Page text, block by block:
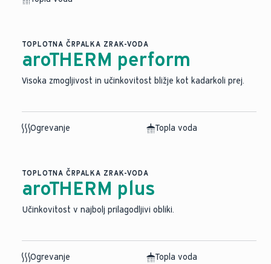
TOPLOTNA ČRPALKA ZRAK-VODA
aroTHERM perform
Visoka zmogljivost in učinkovitost bližje kot kadarkoli prej.
Ogrevanje Topla voda
TOPLOTNA ČRPALKA ZRAK-VODA
aroTHERM plus
Učinkovitost v najbolj prilagodljivi obliki.
Ogrevanje
Topla voda